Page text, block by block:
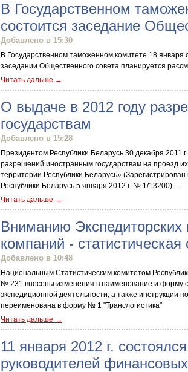
В Государственном
состоится заседание
Добавлено в 15:30
В Государственном таможенном комитете 18
заседании Общественного совета планируется
Читать дальше →
О выдаче в 2012 году
государствам
Добавлено в 15:28
Президентом Республики Беларусь 30 декабря 2011
разрешений иностранным государствам на проезд
территории Республики Беларусь»
Республики Беларусь 5 января 2012 г. № 1/13200)...
Читать дальше →
Вниманию Экспедиторских
компаний - статистическая
Добавлено в 10:48
Национальным Статистическим комитетом
№ 231 внесены изменения в наименование и форму
экспедиционной деятельности, а также инструкции
переименована в форму № 1 "Транслогистика"
Читать дальше →
11 января 2012 г.
руководителей